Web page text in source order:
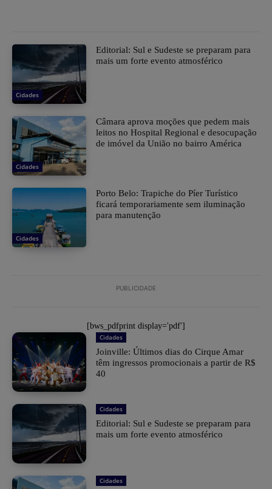
Cidades
Editorial: Sul e Sudeste se preparam para
mais um forte evento atmosférico
Cidades
Câmara aprova moções que pedem mais
leitos no Hospital Regional e desocupação
de imóvel da União no bairro América
Cidades
Porto Belo: Trapiche do Píer Turístico
ficará temporariamente sem iluminação
para manutenção
PUBLICIDADE
[bws_pdfprint display='pdf']
Cidades
Joinville: Últimos dias do Cirque Amar
têm ingressos promocionais a partir de R$
40
Cidades
Editorial: Sul e Sudeste se preparam para
mais um forte evento atmosférico
Cidades